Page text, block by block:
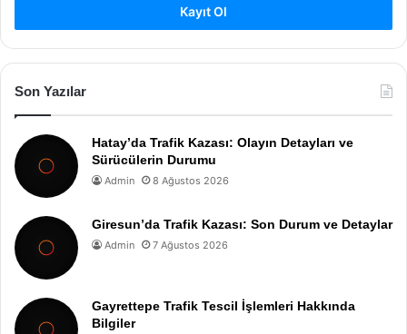
Kayıt Ol
Son Yazılar
Hatay’da Trafik Kazası: Olayın Detayları ve
Sürücülerin Durumu
Admin 8 Ağustos 2026
Giresun’da Trafik Kazası: Son Durum ve Detaylar
Admin 7 Ağustos 2026
Gayrettepe Trafik Tescil İşlemleri Hakkında
Bilgiler